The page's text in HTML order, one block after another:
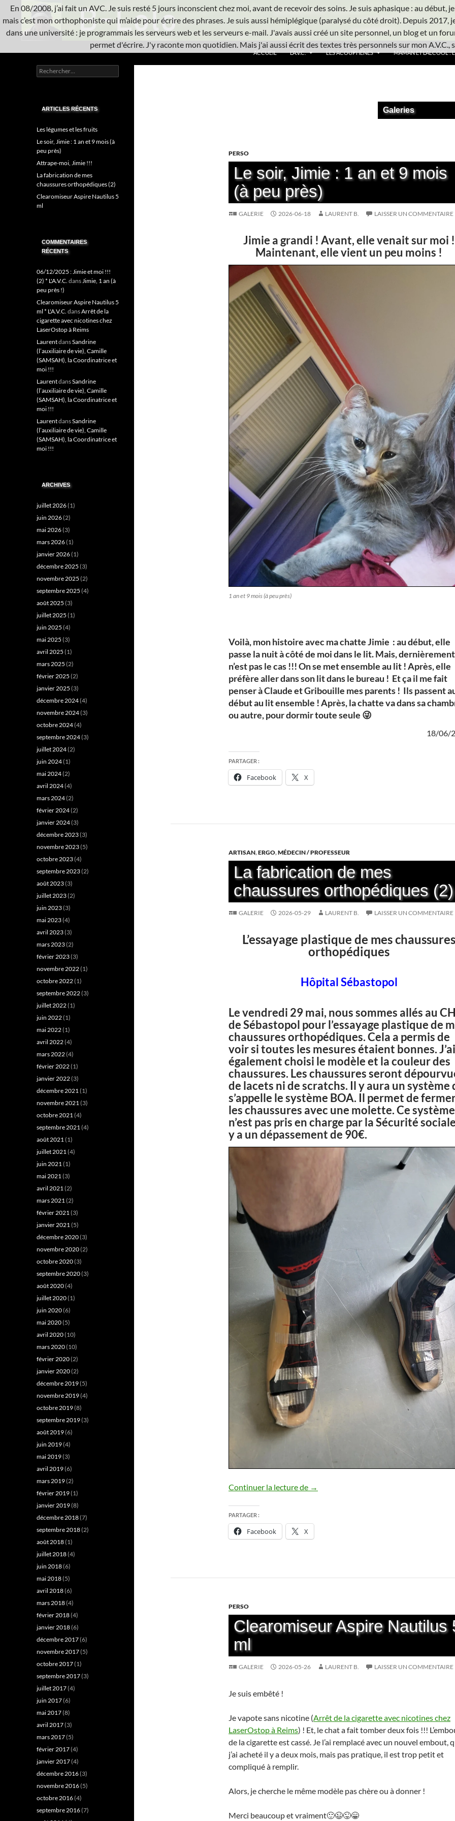
Aller
au
contenu
L'A.V.C. ACCUEIL L’A.V.C. LES ACOUPHÈNES MAMAN ET L’ALCOOL :
Galeries
PERSO
Le soir, Jimie : 1 an et 9 mois
(à peu près)
GALERIE 2026-06-18 LAURENT B. LAISSER UN COMMENTAIRE
Jimie a grandi ! Avant, elle venait sur moi !
Maintenant, elle vient un peu moins !
1 an et 9 mois (à peu près)
Voilà, mon histoire avec ma chatte Jimie : au début, elle
passe la nuit à côté de moi dans le lit. Mais,
n’est pas le cas !!! On se met ensemble au lit ! Après, elle
préfère aller dans son lit dans le bureau ! Et ça il me fait
penser à Claude et Gribouille mes parents ! Ils passent
début au lit ensemble ! Après, la chatte va dans sa
ou autre, pour dormir toute seule 😜
18/06/
PARTAGER :
Facebook X
ARTISAN,ERGO,MÉDECIN / PROFESSEUR
La fabrication de mes
chaussures orthopédiques (2)
GALERIE 2026-05-29 LAURENT B. LAISSER UN COMMENTAIRE
L’essayage plastique de mes chaussures
orthopédiques
Hôpital Sébastopol
Le vendredi 29 mai, nous sommes allés au
de Sébastopol pour l’essayage plastique de
chaussures orthopédiques. Cela a permis de
voir si toutes les mesures étaient bonnes. J’ai
également choisi le modèle et la couleur des
chaussures. Les chaussures seront
de lacets ni de scratchs. Il y aura un système
s’appelle le système BOA. Il permet de
les chaussures avec une molette. Ce système
n’est pas pris en charge par la Sécurité
y a un dépassement de 90€.
Continuer la lecture de La fabrication de mes chaussures
→
PARTAGER :
Facebook X
PERSO
Clearomiseur Aspire Nautilus
ml
GALERIE 2026-05-26 LAURENT B. LAISSER UN COMMENTAIRE
Je suis embêté !
Je vapote sans nicotine (Arrêt de la cigarette avec nicotines chez
LaserOstop à Reims) ! Et, le chat a fait tomber deux fois !!!
de la cigarette est cassé. Je l’ai remplacé avec un nouvel embout,
j’ai acheté il y a deux mois, mais pas pratique, il est trop petit et
compliqué à remplir.
Alors, je cherche le même modèle pas chère ou à donner !
Merci beaucoup et vraiment🙂😉😜😁
Informatique système
Rechercher :
ARTICLES RÉCENTS
Les légumes et les fruits
Le soir, Jimie : 1 an et 9 mois (à
peu près)
Attrape-moi, Jimie !!!
La fabrication de mes
chaussures orthopédiques (2)
Clearomiseur Aspire Nautilus 5
ml
COMMENTAIRES
RÉCENTS
06/12/2025 : Jimie et moi !!!
(2) * L'A.V.C. dansJimie, 1 an (à
peu près !)
Clearomiseur Aspire Nautilus 5
ml * L'A.V.C. dansArrêt de la
cigarette avec nicotines chez
LaserOstop à Reims
LaurentdansSandrine
(l’auxiliaire de vie), Camille
(SAMSAH), la Coordinatrice et
moi !!!
LaurentdansSandrine
(l’auxiliaire de vie), Camille
(SAMSAH), la Coordinatrice et
moi !!!
LaurentdansSandrine
(l’auxiliaire de vie), Camille
(SAMSAH), la Coordinatrice et
moi !!!
ARCHIVES
juillet 2026(1)
juin 2026(2)
mai 2026(3)
mars 2026(1)
janvier 2026(1)
décembre 2025 (3)
novembre 2025 (2)
septembre 2025 (4)
août 2025 (3)
juillet 2025 (1)
juin 2025 (4)
mai 2025 (3)
avril 2025 (1)
mars 2025 (2)
février 2025 (2)
janvier 2025 (3)
décembre 2024(4)
novembre 2024(3)
octobre 2024(4)
septembre 2024(3)
juillet 2024(2)
juin 2024(1)
mai 2024(2)
avril 2024(4)
mars 2024(2)
février 2024(2)
janvier 2024(3)
décembre 2023(3)
novembre 2023(5)
octobre 2023(4)
septembre 2023(2)
août 2023(3)
juillet 2023(2)
juin 2023(3)
mai 2023(4)
avril 2023(3)
mars 2023(2)
février 2023(3)
novembre 2022(1)
octobre 2022(1)
septembre 2022(3)
juillet 2022(1)
juin 2022(1)
mai 2022(1)
avril 2022(4)
mars 2022(4)
février 2022(1)
janvier 2022(3)
décembre 2021(1)
novembre 2021(3)
octobre 2021(4)
septembre 2021(4)
août 2021(1)
juillet 2021(4)
juin 2021(1)
mai 2021(3)
avril 2021(2)
mars 2021(2)
février 2021(3)
janvier 2021(5)
décembre 2020(3)
novembre 2020(2)
octobre 2020(3)
septembre 2020(3)
août 2020(4)
juillet 2020(1)
juin 2020(6)
mai 2020(5)
avril 2020(10)
mars 2020(10)
février 2020(2)
janvier 2020(2)
décembre 2019(5)
novembre 2019(4)
octobre 2019(8)
septembre 2019(3)
août 2019(6)
juin 2019(4)
mai 2019(3)
avril 2019(6)
mars 2019(2)
février 2019(1)
janvier 2019(8)
décembre 2018(7)
septembre 2018(2)
août 2018(1)
juillet 2018(4)
juin 2018(6)
mai 2018(5)
avril 2018(6)
mars 2018(4)
février 2018(4)
janvier 2018(6)
décembre 2017(6)
novembre 2017(5)
octobre 2017(1)
septembre 2017(3)
juillet 2017(4)
juin 2017(6)
mai 2017(8)
avril 2017(3)
mars 2017(5)
février 2017(4)
janvier 2017(4)
décembre 2016(3)
novembre 2016(5)
octobre 2016(4)
septembre 2016(7)
En 08/2008, j’ai fait un AVC. Je suis resté 5 jours inconscient chez moi, avant de recevoir des soins. Je suis aphasique : au début,
mais c’est mon orthophoniste qui m’aide pour écrire des phrases. Je suis aussi hémiplégique (paralysé du côté droit). Depuis 2017,
dans une université : je programmais les serveurs web et les serveurs e-mail. J'avais aussi créé un site personnel, un blog et un
permet d'écrire. J'y raconte mon quotidien. Mais j'ai aussi écrit des textes très personnels sur mon A.V.C.,